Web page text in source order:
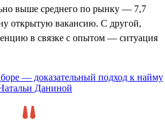
выше среднего по рынку — 7,7
открытую вакансию. С другой,
в связке с опытом — ситуация